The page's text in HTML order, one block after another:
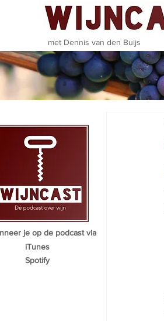
met Dennis van den Buijs
je op de podcast via
iTunes
Spotify